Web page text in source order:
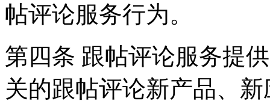
帖评论服务行为。
第四条 跟帖评论服务提
关的跟帖评论新产品、